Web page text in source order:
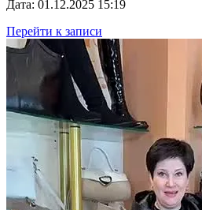
Дата: 01.12.2025 15:19
Перейти к записи